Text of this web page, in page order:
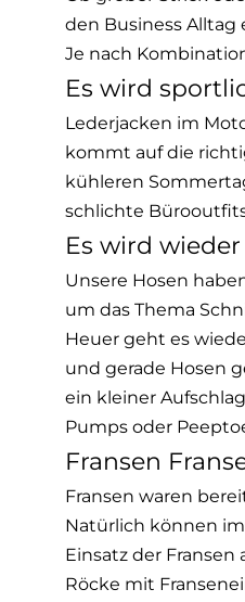
den Business Alltag
Je nach
Es wird
Lederjacken im
kommt auf die
kühleren
schlichte
Es wird
Unsere Hosen
um das Thema
Heuer geht es
und gerade Hosen
ein kleiner
Pumps oder
Fransen
Fransen waren
Natürlich können
Einsatz der Fransen
Röcke mit